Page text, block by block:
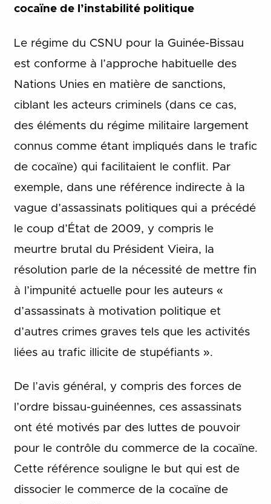
cocaïne de l’instabilité politique
Le régime du CSNU pour la Guinée-Bissau
est conforme à l’approche habituelle des
Nations Unies en matière de sanctions,
ciblant les acteurs criminels (dans ce cas,
des éléments du régime militaire largement
connus comme étant impliqués dans le trafic
de cocaïne) qui facilitaient le conflit. Par
exemple, dans une référence indirecte à la
vague d’assassinats politiques qui a précédé
le coup d’État de 2009, y compris le
meurtre brutal du Président Vieira, la
résolution parle de la nécessité de mettre fin
à l’impunité actuelle pour les auteurs «
d’assassinats à motivation politique et
d’autres crimes graves tels que les activités
liées au trafic illicite de stupéfiants ».
De l’avis général, y compris des forces de
l’ordre bissau-guinéennes, ces assassinats
ont été motivés par des luttes de pouvoir
pour le contrôle du commerce de la cocaïne.
Cette référence souligne le but qui est de
dissocier le commerce de la cocaïne de